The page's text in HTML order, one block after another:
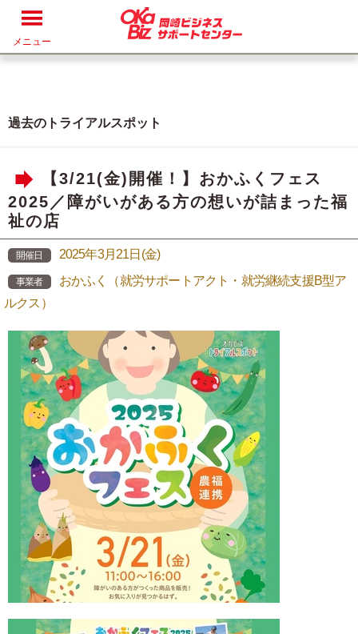
メニュー
過去のトライアルスポット
【3/21(金)開催！】おかふくフェス
2025／障がいがある方の想いが詰まった福
祉の店
開催日 2025年3月21日(金)
事業者
おかふく（就労サポートアクト・就労継続支援B型ア
ルクス）